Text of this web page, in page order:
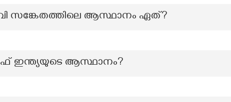
സങ്കേതത്തിലെ ആസ്ഥാനം ഏത്?
ഇന്ത്യയുടെ ആസ്ഥാനം?